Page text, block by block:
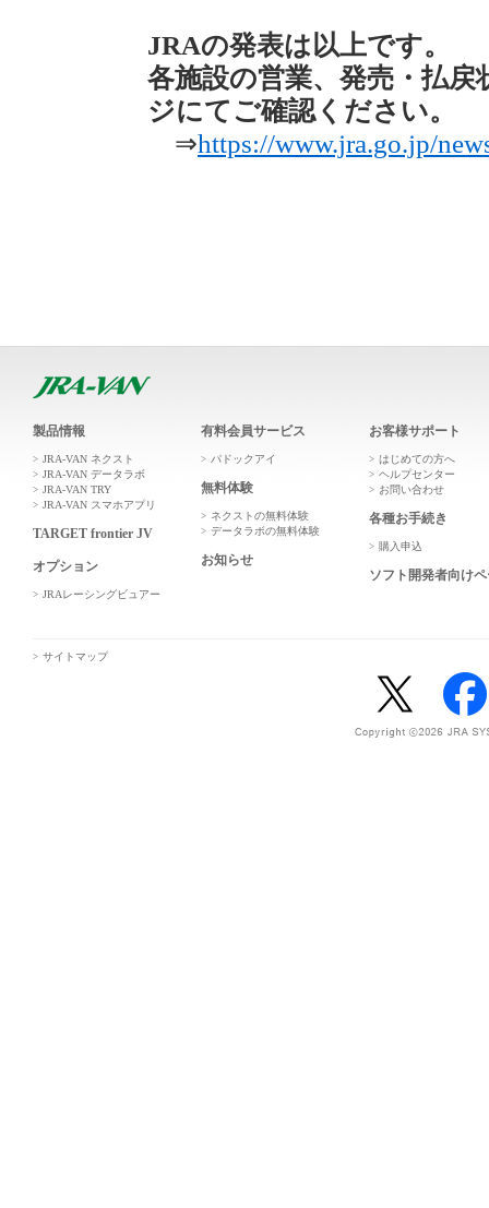
JRAの発表は以上です。
各施設の営業、発売・払
ジにてご確認ください。
⇒https://www.jra.go.jp/
製品情報
JRA-VAN ネクスト
JRA-VAN データラボ
JRA-VAN TRY
JRA-VAN スマホアプリ
TARGET frontier JV
オプション
JRAレーシングビュアー
有料会員サービス
パドックアイ
無料体験
ネクストの無料体験
データラボの無料体験
お知らせ
お客様サポート
はじめての方へ
ヘルプセンター
お問い合わせ
各種お手続き
購入申込
ソフト開発者向け
サイトマップ